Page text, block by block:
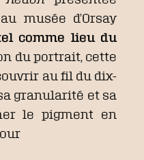
musée d’Orsay
comme lieu du
du portrait, cette
au fil du dix-
granularité et sa
le pigment en